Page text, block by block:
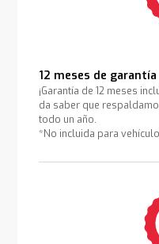
12 meses de garantía
¡Garantía de 12 meses
da saber que
todo un año.
*No incluida para